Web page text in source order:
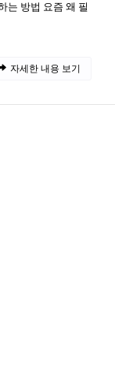
는 방법 요즘 왜 필
자세한 내용 보기